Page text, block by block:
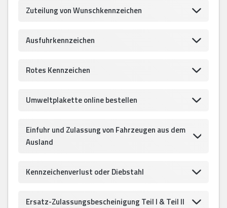
Zuteilung von Wunschkennzeichen
Ausfuhrkennzeichen
Rotes Kennzeichen
Umweltplakette online bestellen
Einfuhr und Zulassung von Fahrzeugen aus dem
Ausland
Kennzeichenverlust oder Diebstahl
Ersatz-Zulassungsbescheinigung Teil I & Teil II